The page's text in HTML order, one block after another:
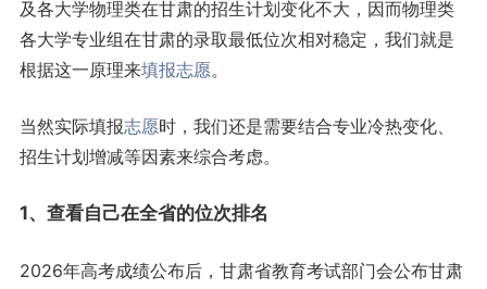
及各大学物理类在甘肃的招生计划变化不大，因而物理类
各大学专业组在甘肃的录取最低位次相对稳定，我们就是
根据这一原理来填报志愿。
当然实际填报志愿时，我们还是需要结合专业冷热变化、
招生计划增减等因素来综合考虑。
1、查看自己在全省的位次排名
2026年高考成绩公布后，甘肃省教育考试部门会公布甘肃